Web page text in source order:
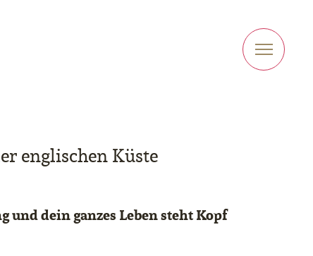
englischen Küste
dein ganzes Leben steht Kopf